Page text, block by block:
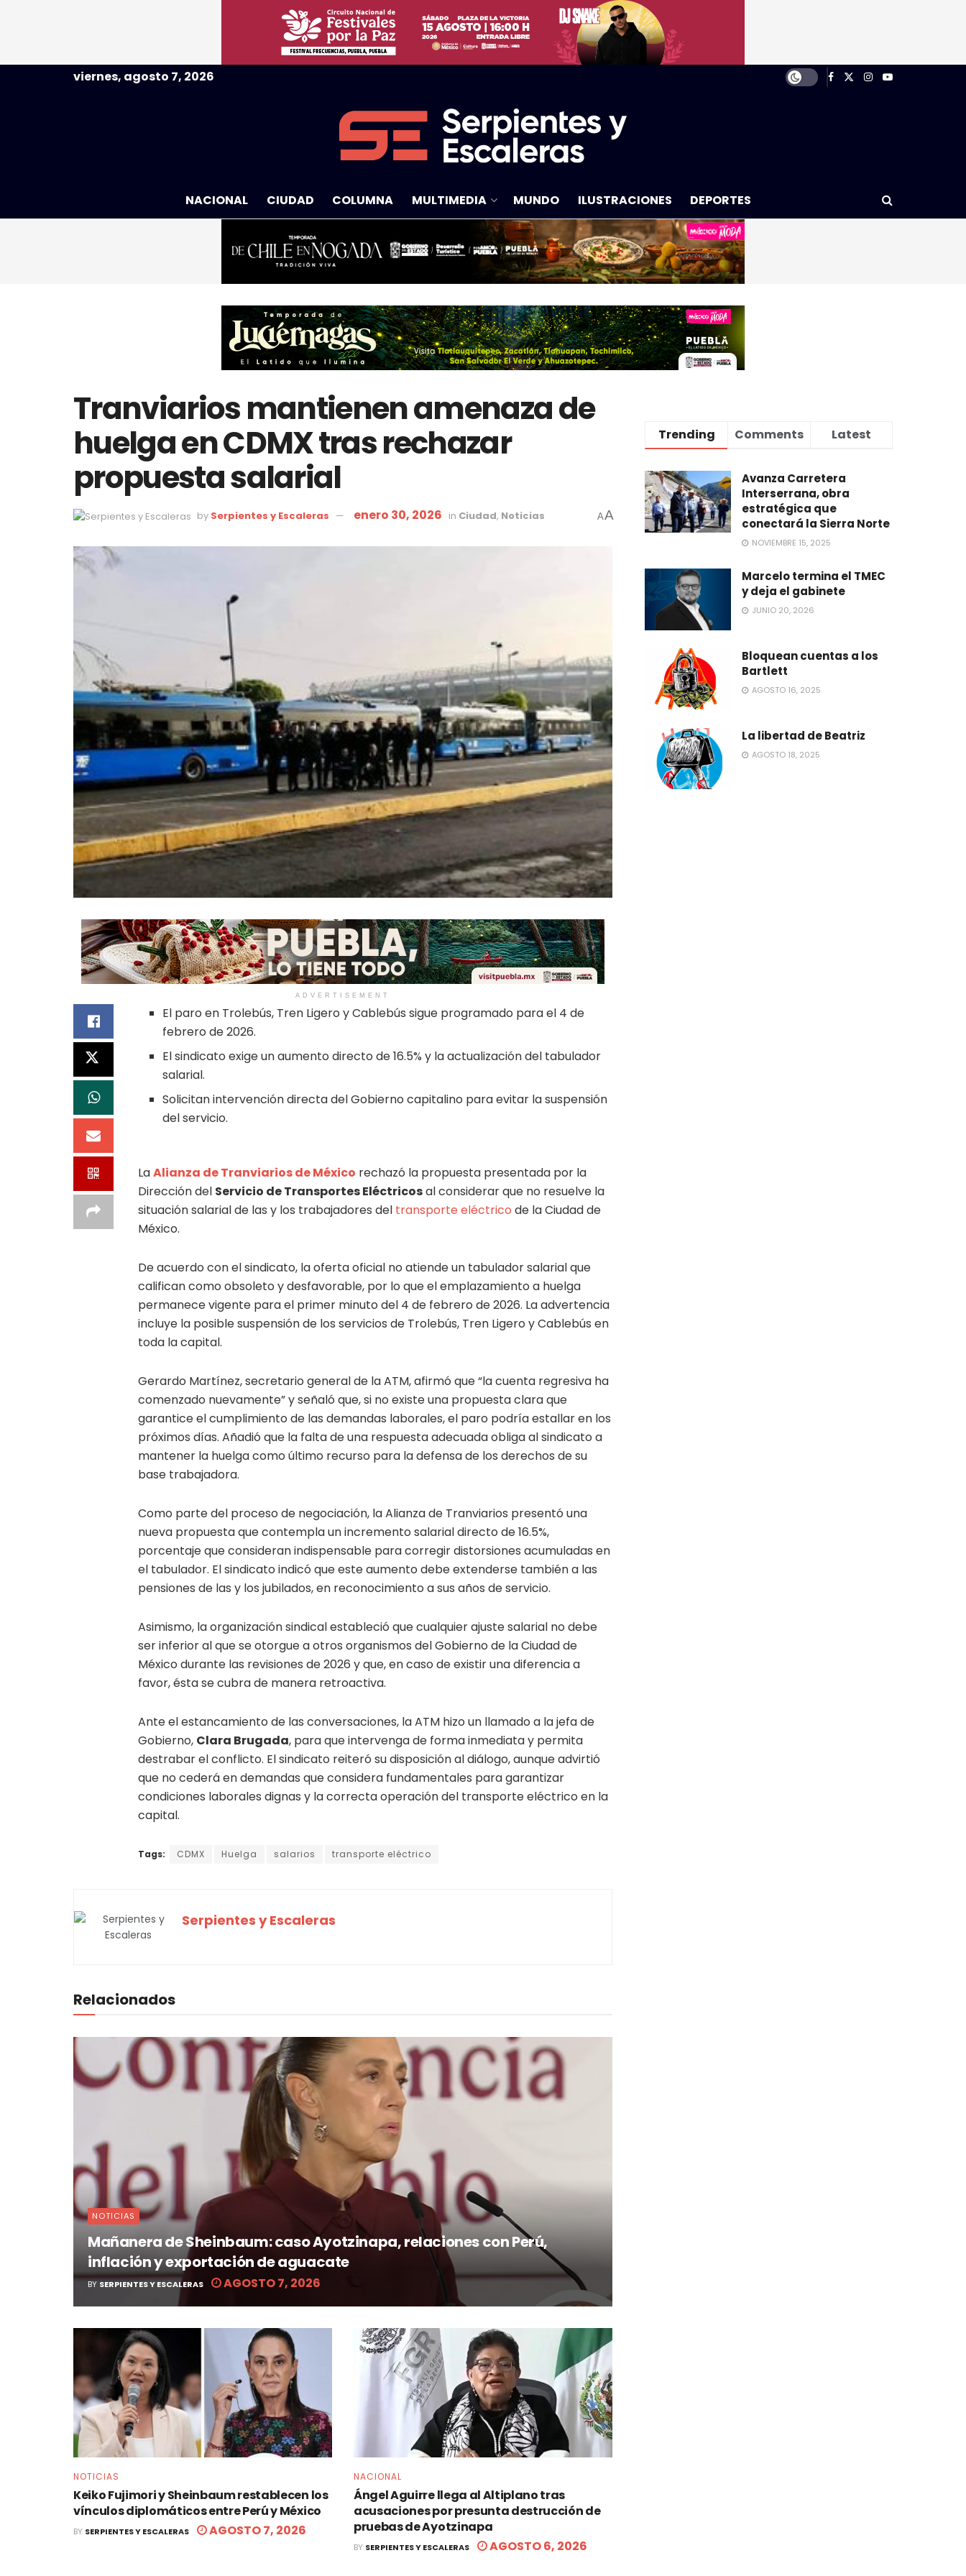
viernes, agosto 7, 2026
NACIONAL CIUDAD COLUMNA MULTIMEDIA MUNDO ILUSTRACIONES DEPORTES
Tranviarios mantienen amenaza de
huelga en CDMX tras rechazar
propuesta salarial
by Serpientes y Escaleras enero 30, 2026 in Ciudad, Noticias AA
ADVERTISEMENT
El paro en Trolebús, Tren Ligero y Cablebús sigue programado para el 4 de
febrero de 2026.
El sindicato exige un aumento directo de 16.5% y la actualización del tabulador
salarial.
Solicitan intervención directa del Gobierno capitalino para evitar la suspensión
del servicio.
LaAlianza de Tranviarios de México rechazó la propuesta presentada por la
Dirección del Servicio de Transportes Eléctricosal considerar que no resuelve la
situación salarial de las y los trabajadores del transporte eléctrico de la Ciudad de
México.
De acuerdo con el sindicato, la oferta oficial no atiende un tabulador salarial que
califican como obsoleto y desfavorable, por lo que el emplazamiento a huelga
permanece vigente para el primer minuto del 4 de febrero de 2026. La advertencia
incluye la posible suspensión de los servicios de Trolebús, Tren Ligero y Cablebús en
toda la capital.
Gerardo Martínez, secretario general de la ATM, afirmó que “la cuenta regresiva ha
comenzado nuevamente” y señaló que, si no existe una propuesta clara que
garantice el cumplimiento de las demandas laborales, el paro podría estallar en los
próximos días. Añadió que la falta de una respuesta adecuada obliga al sindicato a
mantener la huelga como último recurso para la defensa de los derechos de su
base trabajadora.
Como parte del proceso de negociación, la Alianza de Tranviarios presentó una
nueva propuesta que contempla un incremento salarial directo de 16.5%,
porcentaje que consideran indispensable para corregir distorsiones acumuladas en
el tabulador. El sindicato indicó que este aumento debe extenderse también a las
pensiones de las y los jubilados, en reconocimiento a sus años de servicio.
Asimismo, la organización sindical estableció que cualquier ajuste salarial no debe
ser inferior al que se otorgue a otros organismos del Gobierno de la Ciudad de
México durante las revisiones de 2026 y que, en caso de existir una diferencia a
favor, ésta se cubra de manera retroactiva.
Ante el estancamiento de las conversaciones, la ATM hizo un llamado a la jefa de
Gobierno, Clara Brugada, para que intervenga de forma inmediata y permita
destrabar el conflicto. El sindicato reiteró su disposición al diálogo, aunque advirtió
que no cederá en demandas que considera fundamentales para garantizar
condiciones laborales dignas y la correcta operación del transporte eléctrico en la
capital.
Tags: CDMX Huelga salarios transporte eléctrico
Serpientes y Escaleras
Relacionados
NOTICIAS
Mañanera de Sheinbaum: caso Ayotzinapa, relaciones con Perú,
inflación y exportación de aguacate
BY SERPIENTES Y ESCALERAS AGOSTO 7, 2026
NOTICIAS
Keiko Fujimori y Sheinbaum restablecen los
vínculos diplomáticos entre Perú y México
BY SERPIENTES Y ESCALERAS AGOSTO 7, 2026
NACIONAL
Ángel Aguirre llega al Altiplano tras
acusaciones por presunta destrucción de
pruebas de Ayotzinapa
BY SERPIENTES Y ESCALERAS AGOSTO 6, 2026
Trending Comments Latest
Avanza Carretera
Interserrana, obra
estratégica que
conectará la Sierra Norte
NOVIEMBRE 15, 2025
Marcelo termina el TMEC
y deja el gabinete
JUNIO 20, 2026
Bloquean cuentas a los
Bartlett
AGOSTO 16, 2025
La libertad de Beatriz
AGOSTO 18, 2025